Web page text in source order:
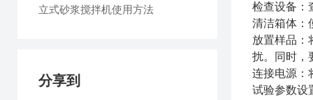
检查设备：
清洁箱体：
放置样品：
扰。同时，
连接电源：
试验参数设
立式砂浆搅拌机使用方法
分享到